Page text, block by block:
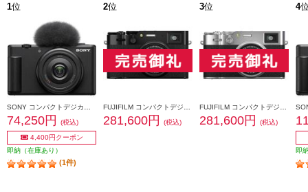
1位
74,250円
(税込)
4,400円クーポン
即納（在庫あり）
(1件)
2位
281,600円 (税込)
3位
281,600円 (税込)
4
即